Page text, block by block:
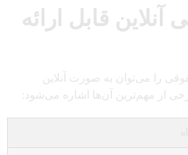
قابل ارائه
را می‌توان به صورت آنلاین
از مهم‌ترین آن‌ها اشاره می‌شود: